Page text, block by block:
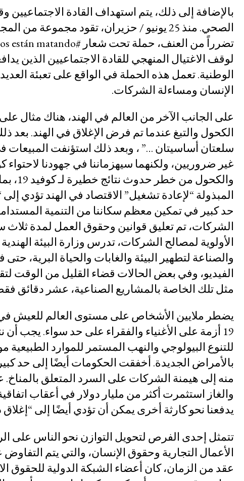
قاعدة بيانات السوابق القضائية
سلسلة رسوم كرتونية عن هيمنة الشركات
المستجدات
شارك
النشرات
انضم إلى أعضاء الشبكة
تبرّع
بادر بالتحرك
القضايا
الوصول إلى العدالة
المناخ والعدالة البيئية
وقف هيمنة الشركات ووضع حد للإفلات
التصدي لنزع الملكية
مستقبل ما بعد الجائحة
التركيز على المعرفة المجتمعية
العدالة الاقتصادية
الحركات النسوية والعدالة بين الجنسين
مجابهة العنف والقمع
مساءلة الشركات
السياسة الاقتصادية
البيئة والحقوق الاقتصادية
والاجتماعية والثقافية
بالإضافة إلى ذلك، يتم استهداف القادة الاجتماعيين
الصحي. منذ 25 يونيو / حزيران، تقود
لوقف الاغتيال المنهجي للقادة الاجتماعيين الذين
الوطنية. تعمل هذه الحملة في الواقع على تعبئة
الإنسان ومساءلة الشركات.
على الجانب الآخر من العالم في الهند، هناك مثال
الكحول والتبغ عندما تم فرض الإغلاق في الهند.
المبذولة “لإعادة تشغيل” الاقتصاد في الهند تؤدي
حد كبير في تمكين معظم سكاننا من التنمية
الشركات، تم تعليق قوانين وحقوق العمل لمدة ثلاث
الأولوية لمصالح الشركات، تدرس وزارة البيئة
والصناعة لتطهير البيئة والغابات والحياة
الفيديو، وفي بعض الحالات قضاء القليل من الوقت
مثل تلك الخاصة بالمشاريع الصناعية، عشر دقائق فقط لكل مشروع،
يضطر ملايين الأشخاص على مستوى العالم للعيش
للتنوع البيولوجي والنهب المستمر للموارد
بالأمراض الجديدة. أخفقت الحكومات أيضًا إلى حد
منه إلى هيمنة الشركات على السرد المتعلق
والغاز استثمرت أكثر من مليار دولار في أعقاب
يدفعنا نحو كارثة أخرى يمكن أن تؤدي أيضًا إلى “إغلاق
تتمثل إحدى الفرص لتحويل التوازن نحو الناس على
الأعمال التجارية وحقوق الإنسان، والتي يتم
عقد من الزمان، كان أعضاء الشبكة الدولية للحقوق